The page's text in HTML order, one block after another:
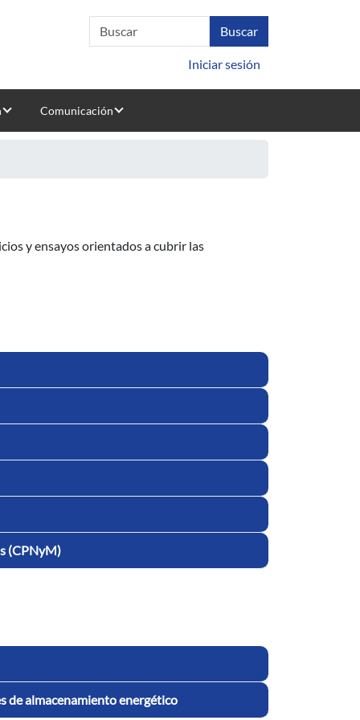
Iniciar sesión
Comunicación
y ensayos orientados a cubrir las
(CPNyM)
de almacenamiento energético